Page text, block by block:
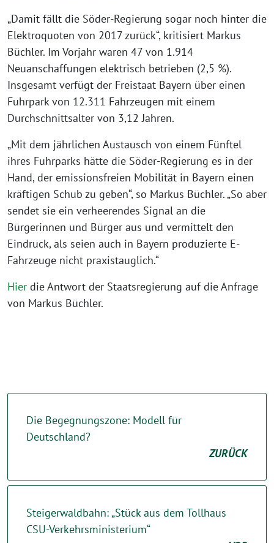
„Damit fällt die Söder-Regierung sogar noch hinter die
Elektroquoten von 2017 zurück“, kritisiert Markus
Büchler. Im Vorjahr waren 47 von 1.914
Neuanschaffungen elektrisch betrieben (2,5 %).
Insgesamt verfügt der Freistaat Bayern über einen
Fuhrpark von 12.311 Fahrzeugen mit einem
Durchschnittsalter von 3,12 Jahren.
„Mit dem jährlichen Austausch von einem Fünftel
ihres Fuhrparks hätte die Söder-Regierung es in der
Hand, der emissionsfreien Mobilität in Bayern einen
kräftigen Schub zu geben“, so Markus Büchler. „So aber
sendet sie ein verheerendes Signal an die
Bürgerinnen und Bürger aus und vermittelt den
Eindruck, als seien auch in Bayern produzierte E-
Fahrzeuge nicht praxistauglich.“
Hier die Antwort der Staatsregierung auf die Anfrage
von Markus Büchler.
Die Begegnungszone: Modell für
Deutschland?
ZURÜCK
Steigerwaldbahn: „Stück aus dem Tollhaus
CSU-Verkehrsministerium“